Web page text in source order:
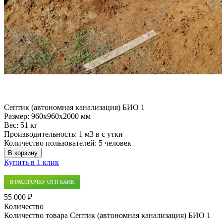
Септик (автономная канализация) БИО 1
Размер: 960x960x2000 мм
Вес: 51 кг
Производительность: 1 м3 в с утки
Количество пользователей: 5 человек
В корзину
Купить в 1 клик
В РАССРОЧКУ ОТП БАНК
55 000 ₽
Количество
Количество товара Септик (автономная канализация) БИО 1